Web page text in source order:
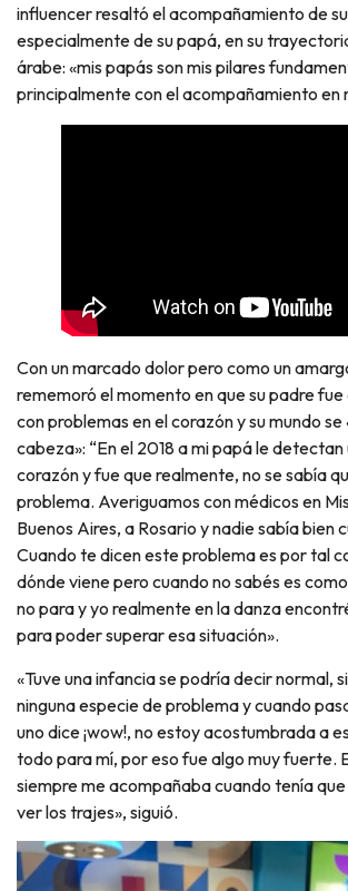
influencer resaltó el acompañamiento de
especialmente de su papá, en su
árabe: «mis papás son mis pilares
principalmente con el acompañamiento en
Con un marcado dolor pero como un
rememoró el momento en que su padre
con problemas en el corazón y su mundo se
cabeza»: “En el 2018 a mi papá le
corazón y fue que realmente, no se sabía
problema. Averiguamos con médicos en
Buenos Aires, a Rosario y nadie sabía bien
Cuando te dicen este problema es por tal
dónde viene pero cuando no sabés es
no para y yo realmente en la danza
para poder superar esa situación».
«Tuve una infancia se podría decir normal,
ninguna especie de problema y cuando
uno dice ¡wow!, no estoy acostumbrada a
todo para mí, por eso fue algo muy fuerte.
siempre me acompañaba cuando tenía
ver los trajes», siguió.